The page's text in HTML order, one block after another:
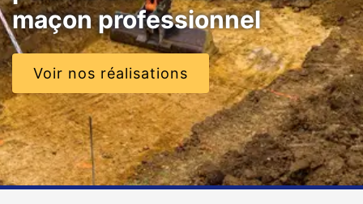
maçon professionnel
Voir nos réalisations